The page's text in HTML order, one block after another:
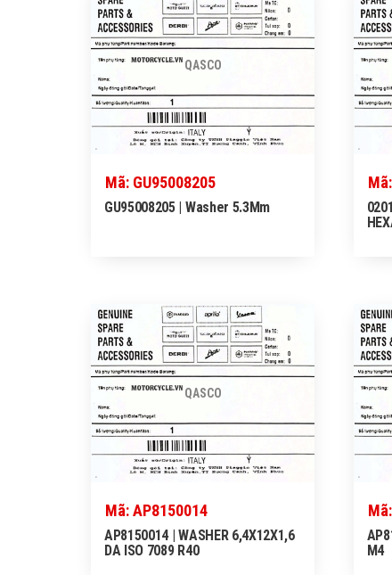
QASCO
Mã: GU95008205
GU95008205 | Washer 5.3Mm
QASCO
Mã: AP8150014
AP8150014 | WASHER 6,4X12X1,6
DA ISO 7089 R40
M4